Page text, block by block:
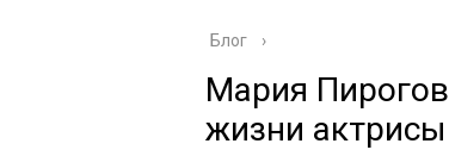
Блог ›
Мария
жизни актрисы